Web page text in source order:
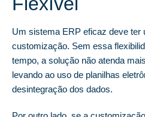
Um sistema ERP eficaz deve ter
customização. Sem essa
tempo, a solução não atenda
levando ao uso de planilhas
desintegração dos dados.